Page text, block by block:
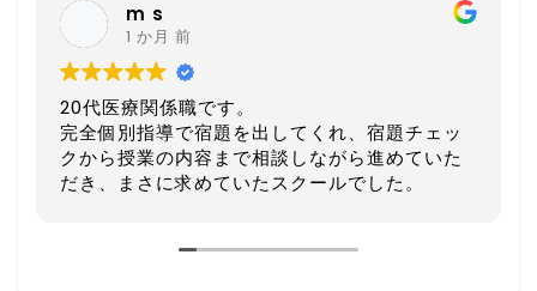
m s
1 か月 前
20代医療関係職です。
完全個別指導で宿題を出してくれ、宿題チェッ
クから授業の内容まで相談しながら進めていた
だき、まさに求めていたスクールでした。
るので復習にも役立ちます。